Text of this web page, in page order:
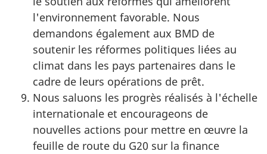
l'environnement favorable. Nous
demandons également aux BMD de
soutenir les réformes politiques liées au
climat dans les pays partenaires dans le
cadre de leurs opérations de prêt.
Nous saluons les progrès réalisés à l'échelle
internationale et encourageons de
nouvelles actions pour mettre en œuvre la
feuille de route du G20 sur la finance